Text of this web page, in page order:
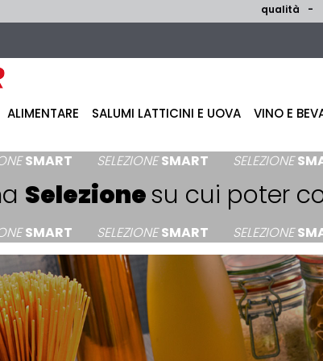
qualità
ALIMENTARE SALUMI LATTICINI E UOVA VINO E
SELEZIONESMART SELEZIONESMART
Selezionesu cui poter
SELEZIONESMART SELEZIONESMART